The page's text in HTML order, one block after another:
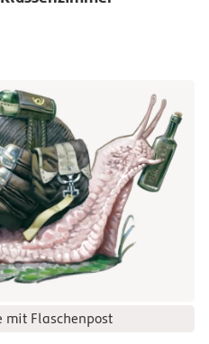
mit Flaschenpost